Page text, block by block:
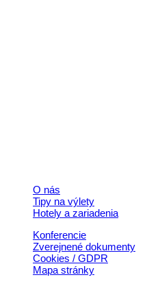
O nás
Tipy na výlety
Hotely a zariadenia
Konferencie
Zverejnené dokumenty
Cookies / GDPR
Mapa stránky